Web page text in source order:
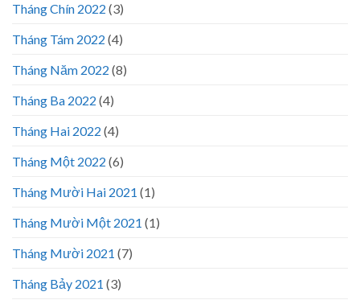
Tháng Chín 2022 (3)
Tháng Tám 2022 (4)
Tháng Năm 2022 (8)
Tháng Ba 2022 (4)
Tháng Hai 2022 (4)
Tháng Một 2022 (6)
Tháng Mười Hai 2021 (1)
Tháng Mười Một 2021 (1)
Tháng Mười 2021 (7)
Tháng Bảy 2021 (3)